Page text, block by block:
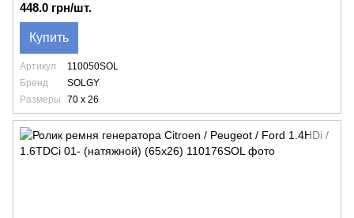
448.0 грн/шт.
Купить
Артикул
110050SOL
Бренд
SOLGY
Размеры
70 x 26